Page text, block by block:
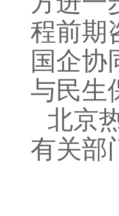
程前期
国企协
与民生
北京
有关部